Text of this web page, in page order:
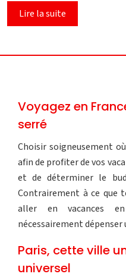
Lire la suite
Voyagez en
serré
Choisir soigneusement
afin de profiter de vos
et de déterminer le
Contrairement à ce que
aller en vacances
nécessairement dépenser
Paris, cette ville
universel